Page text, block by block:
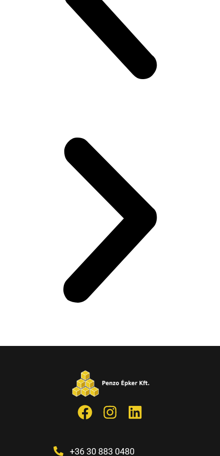
+36 30 883 0480